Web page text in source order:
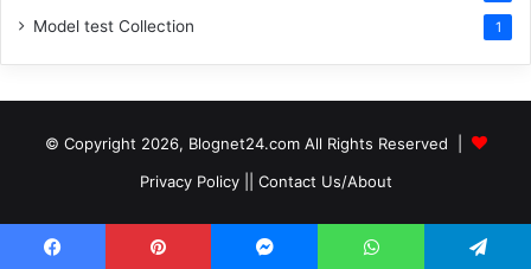
Model test Collection 1
© Copyright 2026, Blognet24.com All Rights Reserved |
Privacy Policy|| Contact Us/About